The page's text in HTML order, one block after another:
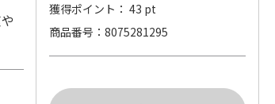
獲得ポイント： 43 pt
商品番号
8075281295